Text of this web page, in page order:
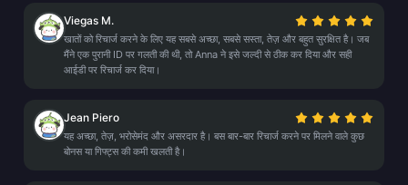
Viegas M.
खातों को रिचार्ज करने के लिए यह सबसे अच्छा, सबसे सस्ता, तेज़ और बहुत सुरक्षित है। जब
मैंने एक पुरानी ID पर गलती की थी, तो Anna ने इसे जल्दी से ठीक कर दिया और सही
आईडी पर रिचार्ज कर दिया।
Jean Piero
यह अच्छा, तेज़, भरोसेमंद और असरदार है। बस बार-बार रिचार्ज करने पर मिलने वाले कुछ
बोनस या गिफ्ट्स की कमी खलती है।